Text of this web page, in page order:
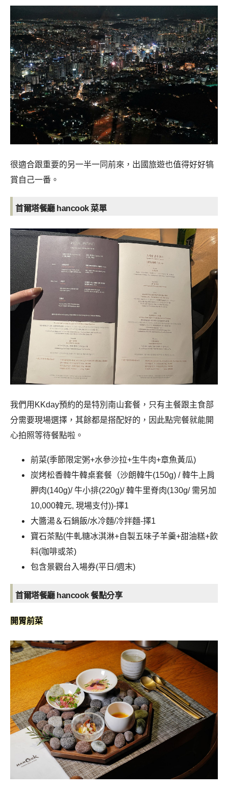
很適合跟重要的另一半一同前來，出國旅遊也值得好好犒
賞自己一番。
首爾塔餐廳 hancook 菜單
我們用KKday預約的是特別南山套餐，只有主餐跟主食部
分需要現場選擇，其餘都是搭配好的，因此點完餐就能開
心拍照等待餐點啦。
前菜(季節限定粥+水參沙拉+生牛肉+章魚黃瓜)
炭烤松香韓牛韓桌套餐（沙朗韓牛(150g) / 韓牛上肩
胛肉(140g)/ 牛小排(220g)/ 韓牛里脊肉(130g/ 需另加
10,000韓元, 現場支付))-擇1
大醬湯＆石鍋飯/水冷麵/冷拌麵-擇1
寶石茶點(牛軋糖冰淇淋+自製五味子羊羹+甜油糕+飲
料(咖啡或茶)
包含景觀台入場券(平日/週末)
首爾塔餐廳 hancook餐點分享
開胃前菜